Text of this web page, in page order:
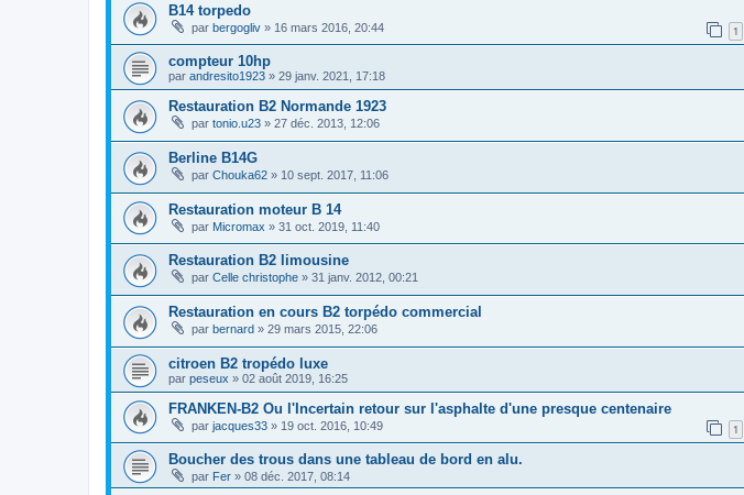
B14 torpedo
par bergogliv » 16 mars 2016, 20:44 1
compteur 10hp
par andresito1923 » 29 janv. 2021, 17:18
Restauration B2 Normande 1923
par tonio.u23 » 27 déc. 2013, 12:06
Berline B14G
par Chouka62 » 10 sept. 2017, 11:06
Restauration moteur B 14
par Micromax » 31 oct. 2019, 11:40
Restauration B2 limousine
par Celle christophe » 31 janv. 2012, 00:21
Restauration en cours B2 torpédo commercial
par bernard » 29 mars 2015, 22:06
citroen B2 tropédo luxe
par peseux » 02 août 2019, 16:25
FRANKEN-B2 Ou l'Incertain retour sur l'asphalte d'une presque centenaire
par jacques33 » 19 oct. 2016, 10:49 1
Boucher des trous dans une tableau de bord en alu.
par Fer » 08 déc. 2017, 08:14